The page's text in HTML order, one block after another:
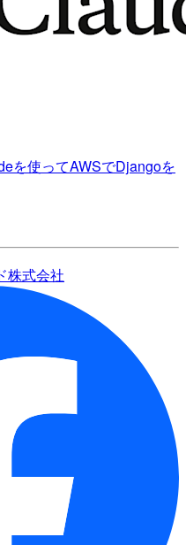
を使ってAWSでDjangoを
株式会社